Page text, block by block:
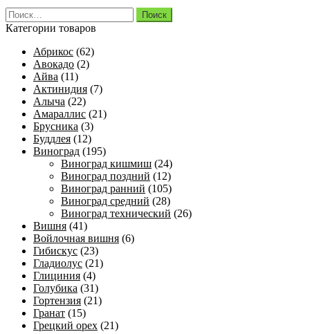
Найти:
Категории товаров
Абрикос (62)
Авокадо (2)
Айва (11)
Актинидия (7)
Алыча (22)
Амараллис (21)
Брусника (3)
Буддлея (12)
Виноград (195)
Виноград кишмиш (24)
Виноград поздний (12)
Виноград ранний (105)
Виноград средний (28)
Виноград технический (26)
Вишня (41)
Войлочная вишня (6)
Гибискус (23)
Гладиолус (21)
Глициния (4)
Голубика (31)
Гортензия (21)
Гранат (15)
Грецкий орех (21)